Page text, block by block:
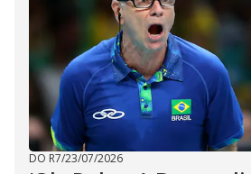
DO R7/23/07/2026